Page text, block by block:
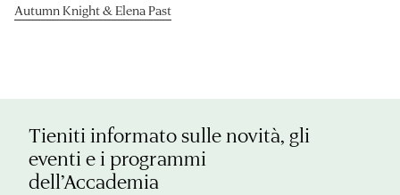
Autumn Knight & Elena Past
Tieniti informato sulle novità, gli
eventi e i programmi
dell’Accademia